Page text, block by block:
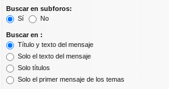
Buscar en subforos:
Sí
No
Buscar en :
Título y texto del mensaje
Solo el texto del mensaje
Solo títulos
Solo el primer mensaje de los temas